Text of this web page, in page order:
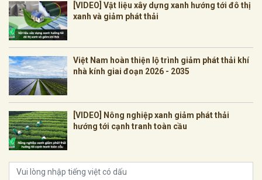
[VIDEO] Vật liệu xây dựng xanh hướng tới đô thị
xanh và giảm phát thải
Việt Nam hoàn thiện lộ trình giảm phát thải khí
nhà kính giai đoạn 2026 - 2035
[VIDEO] Nông nghiệp xanh giảm phát thải
hướng tới cạnh tranh toàn cầu